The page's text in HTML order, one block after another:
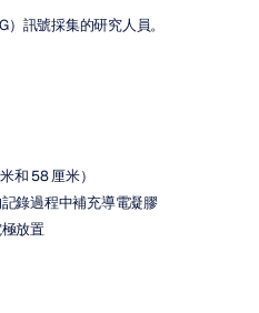
訊號採集的研究人員。
和 58 厘米）
錄過程中補充導電凝膠
放置